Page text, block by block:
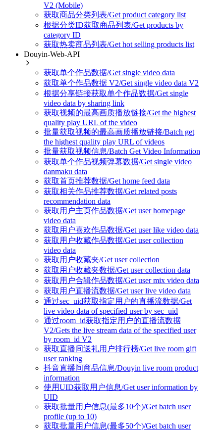
V2 (Mobile)
获取商品分类列表/Get product category list
根据分类ID获取商品列表/Get products by
category ID
获取热卖商品列表/Get hot selling products list
Douyin-Web-API
获取单个作品数据/Get single video data
获取单个作品数据 V2/Get single video data V2
根据分享链接获取单个作品数据/Get single
video data by sharing link
获取视频的最高画质播放链接/Get the highest
quality play URL of the video
批量获取视频的最高画质播放链接/Batch get
the highest quality play URL of videos
批量获取视频信息/Batch Get Video Information
获取单个作品视频弹幕数据/Get single video
danmaku data
获取首页推荐数据/Get home feed data
获取相关作品推荐数据/Get related posts
recommendation data
获取用户主页作品数据/Get user homepage
video data
获取用户喜欢作品数据/Get user like video data
获取用户收藏作品数据/Get user collection
video data
获取用户收藏夹/Get user collection
获取用户收藏夹数据/Get user collection data
获取用户合辑作品数据/Get user mix video data
获取用户直播流数据/Get user live video data
通过sec_uid获取指定用户的直播流数据/Get
live video data of specified user by sec_uid
通过room_id获取指定用户的直播流数据
V2/Gets the live stream data of the specified user
by room_id V2
获取直播间送礼用户排行榜/Get live room gift
user ranking
抖音直播间商品信息/Douyin live room product
information
使用UID获取用户信息/Get user information by
UID
获取批量用户信息(最多10个)/Get batch user
profile (up to 10)
获取批量用户信息(最多50个)/Get batch user